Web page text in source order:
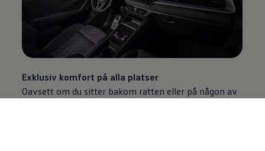
Exklusiv komfort på alla platser
Oavsett om du sitter bakom ratten eller på någon av